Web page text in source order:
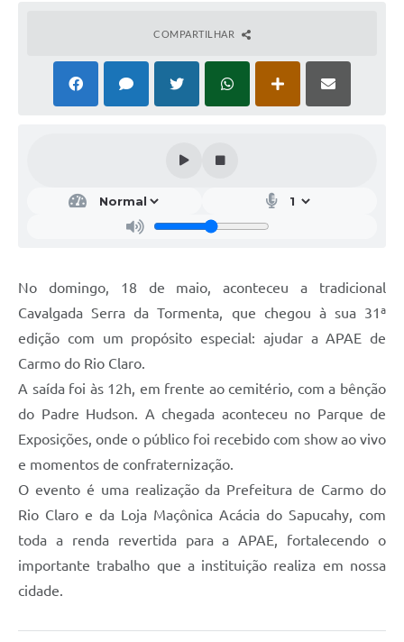
COMPARTILHAR
No domingo, 18 de maio, aconteceu a tradicional
Cavalgada Serra da Tormenta, que chegou à sua 31ª
edição com um propósito especial: ajudar a APAE de
Carmo do Rio Claro.
A saída foi às 12h, em frente ao cemitério, com a bênção
do Padre Hudson. A chegada aconteceu no Parque de
Exposições, onde o público foi recebido com show ao vivo
e momentos de confraternização.
O evento é uma realização da Prefeitura de Carmo do
Rio Claro e da Loja Maçônica Acácia do Sapucahy, com
toda a renda revertida para a APAE, fortalecendo o
importante trabalho que a instituição realiza em nossa
cidade.